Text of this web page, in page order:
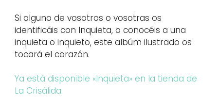
Si alguno de vosotros o vosotras os
identificáis con Inquieta, o conocéis a una
inquieta o inquieto, este albúm ilustrado os
tocará el corazón.
Ya está disponible «Inquieta» en la tienda de
La Crisálida.